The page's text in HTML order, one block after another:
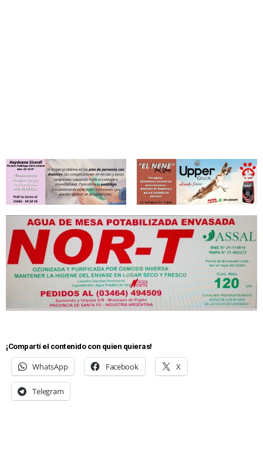
¡Compartí el contenido con quien quieras!
WhatsApp Facebook X
Telegram